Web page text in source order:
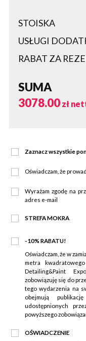
STOISKA
USŁUGI
RABAT ZA
SUMA
3078.00zł
Zaznacz wszystkie
Oświadczam, że
Wyrażam zgodę na
adres e-mail
STREFA MOKRA
-10% RABATU!
Oświadczam, że w
metra
Detailing&Paint
zobowiązuję się do
tego wydarzenia na
obejmują
udostępnionych
powyższego
OŚWIADCZENIE